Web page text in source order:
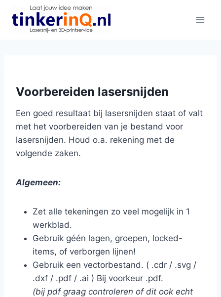
Doorgaan
naar
Voorbereiden lasersnijden
Een goed resultaat bij lasersnijden staat of valt
met het voorbereiden van je bestand voor
lasersnijden. Houd o.a. rekening met de
volgende zaken.
Algemeen:
Zet alle tekeningen zo veel mogelijk in 1
werkblad.
Gebruik géén lagen, groepen, locked-
items, of verborgen lijnen!
Gebruik een vectorbestand. ( .cdr / .svg /
.dxf / .pdf / .ai ) Bij voorkeur .pdf.
(bij pdf graag controleren of dit ook echt